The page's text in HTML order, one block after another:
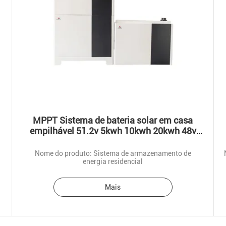
MPPT Sistema de bateria solar em casa
empilhável 51.2v 5kwh 10kwh 20kwh 48v
Nome do produto: Sistema de armazenamento de
energia residencial
Mais